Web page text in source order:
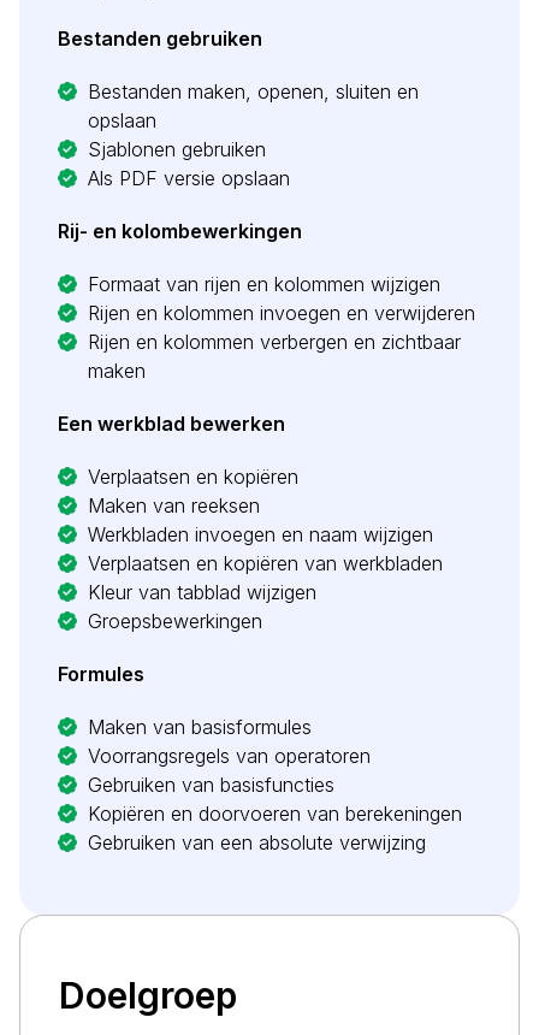
Bestanden gebruiken
Bestanden maken, openen, sluiten en
opslaan
Sjablonen gebruiken
Als PDF versie opslaan
Rij- en kolombewerkingen
Formaat van rijen en kolommen wijzigen
Rijen en kolommen invoegen en verwijderen
Rijen en kolommen verbergen en zichtbaar
maken
Een werkblad bewerken
Verplaatsen en kopiëren
Maken van reeksen
Werkbladen invoegen en naam wijzigen
Verplaatsen en kopiëren van werkbladen
Kleur van tabblad wijzigen
Groepsbewerkingen
Formules
Maken van basisformules
Voorrangsregels van operatoren
Gebruiken van basisfuncties
Kopiëren en doorvoeren van berekeningen
Gebruiken van een absolute verwijzing
Doelgroep